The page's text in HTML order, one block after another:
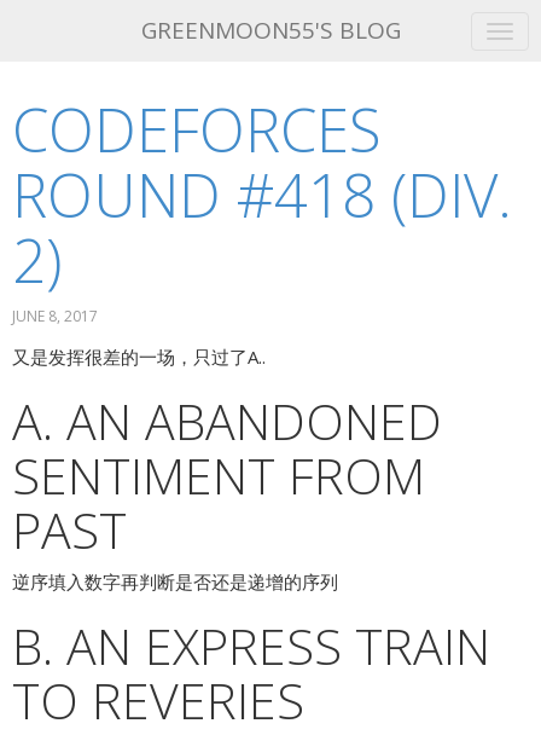
GREENMOON55'S BLOG
GET THIS THEME!
ATOM FEED
CODEFORCES
ROUND #418 (DIV.
2)
JUNE 8, 2017
又是发挥很差的一场，只过了A..
A. AN ABANDONED
SENTIMENT FROM
PAST
逆序填入数字再判断是否还是递增的序列
B. AN EXPRESS TRAIN
TO REVERIES